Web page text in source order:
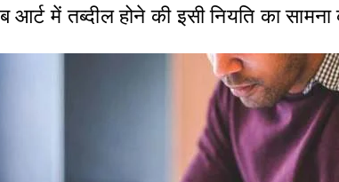
आर्ट में तब्दील होने की इसी नियति का सामना